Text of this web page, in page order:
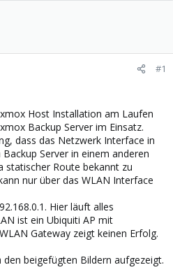
#1
Host Installation am Laufen
Backup Server im Einsatz.
dass das Netzwerk Interface in
Server in einem anderen
statischer Route bekannt zu
nur über das WLAN Interface
Hier läuft alles
ist ein Ubiquiti AP mit
Gateway zeigt keinen Erfolg.
beigefügten Bildern aufgezeigt.